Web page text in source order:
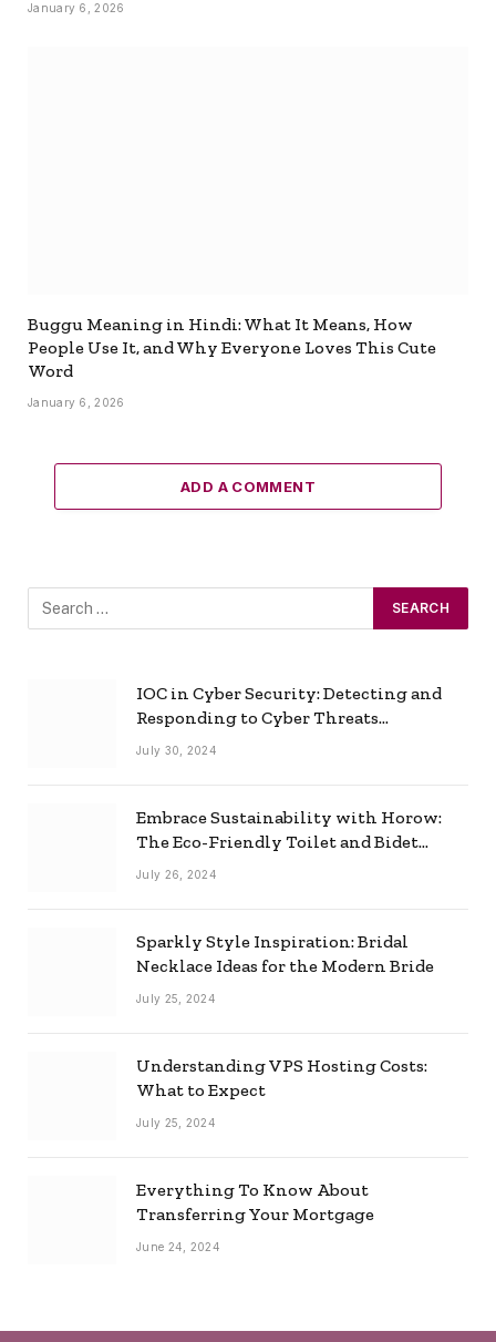
January 6, 2026
Buggu Meaning in Hindi: What It Means, How
People Use It, and Why Everyone Loves This Cute
Word
January 6, 2026
ADD A COMMENT
IOC in Cyber Security: Detecting and
Responding to Cyber Threats
Effectively
July 30, 2024
Embrace Sustainability with Horow:
The Eco-Friendly Toilet and Bidet
Combo
July 26, 2024
Sparkly Style Inspiration: Bridal
Necklace Ideas for the Modern Bride
July 25, 2024
Understanding VPS Hosting Costs:
What to Expect
July 25, 2024
Everything To Know About
Transferring Your Mortgage
June 24, 2024